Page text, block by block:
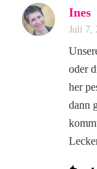
Ines
Juli 7,
oder
her
dann